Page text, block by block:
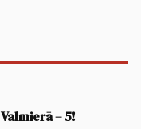
– 5!